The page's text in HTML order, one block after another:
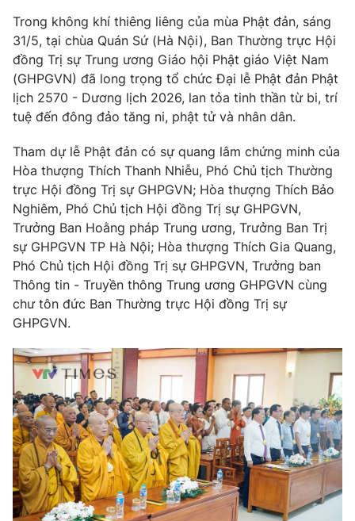
Hitech Công nghệ tương lai
Sản phẩm
Thị trường
Tư vấn
Giao lưu trực tuyến
Lịch phát sóng
Emagazine Podcast
Photo Infographic
Video Shorts video
VTV Money VTV Thể thao
VTV Sức khoẻ Bất động sản
Thị trường 24h Tấm lòng Việt
VTV4 Vươn mình bằng AI
VTV9 VTV8
Trong không khí thiêng liêng của mùa Phật đản, sáng
31/5, tại chùa Quán Sứ (Hà Nội), Ban Thường trực Hội
đồng Trị sự Trung ương Giáo hội Phật giáo Việt Nam
(GHPGVN) đã long trọng tổ chức Đại lễ Phật đản Phật
lịch 2570 - Dương lịch 2026, lan tỏa tinh thần từ bi, trí
tuệ đến đông đảo tăng ni, phật tử và nhân dân.
Tham dự lễ Phật đản có sự quang lâm chứng minh của
Hòa thượng Thích Thanh Nhiễu, Phó Chủ tịch Thường
trực Hội đồng Trị sự GHPGVN; Hòa thượng Thích Bảo
Nghiêm, Phó Chủ tịch Hội đồng Trị sự GHPGVN,
Trưởng Ban Hoằng pháp Trung ương, Trưởng Ban Trị
sự GHPGVN TP Hà Nội; Hòa thượng Thích Gia Quang,
Phó Chủ tịch Hội đồng Trị sự GHPGVN, Trưởng ban
Thông tin - Truyền thông Trung ương GHPGVN cùng
chư tôn đức Ban Thường trực Hội đồng Trị sự
GHPGVN.